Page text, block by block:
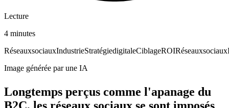
Lecture
4 minutes
RéseauxsociauxIndustrieStratégiedigitaleCiblageROIRéseauxsociaux
Image générée par une IA
Longtemps perçus comme l'apanage du
B2C, les réseaux sociaux se sont imposés